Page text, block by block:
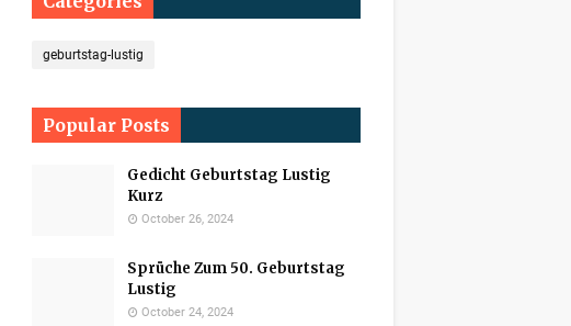
geburtstag-lustig
Popular Posts
Gedicht Geburtstag Lustig
Kurz
October 26, 2024
Sprüche Zum 50. Geburtstag
Lustig
October 24, 2024